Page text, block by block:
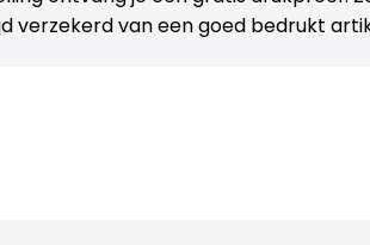
verzekerd van een goed bedrukt